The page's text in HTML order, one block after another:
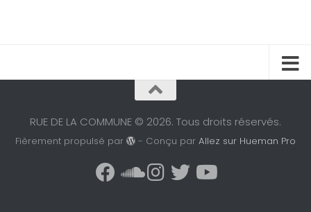
RUE DE LA COMMUNE © 2026. Tous droits réservés.
Fièrement propulsé par - Conçu parAllez sur Hueman Pro